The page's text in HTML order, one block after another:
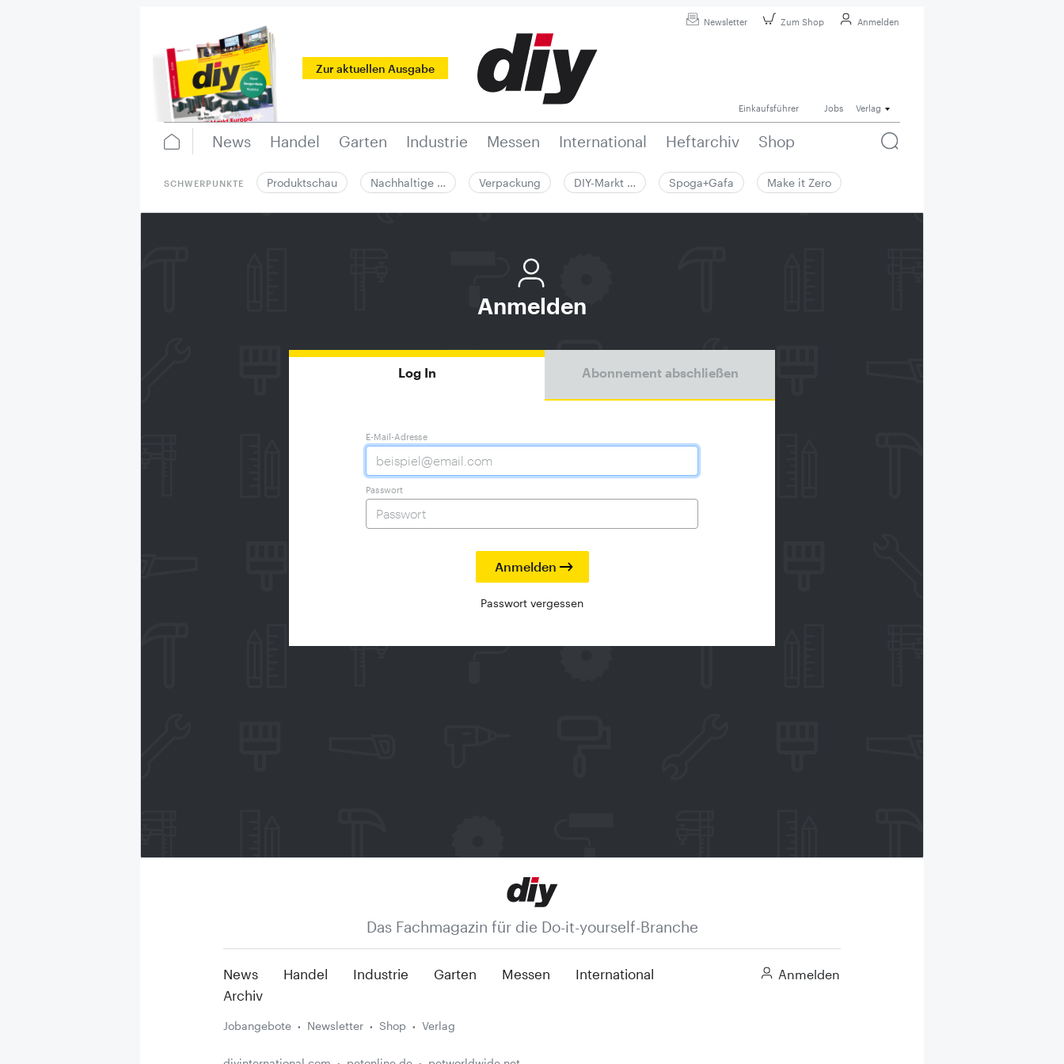
Newsletter Zum Shop Anmelden
Zur aktuellen Ausgabe
Einkaufsführer Jobs Verlag
News Handel Garten Industrie Messen International Heftarchiv Shop
SCHWERPUNKTE Produktschau Nachhaltige … Verpackung DIY-Markt … Spoga+Gafa Make it Zero
Anmelden
Log In Abonnement abschließen
E-Mail-Adresse
Passwort
Passwort vergessen
Das Fachmagazin für die Do-it-yourself-Branche
News Handel Industrie Garten Messen
International
Archiv
Anmelden
Jobangebote Newsletter Shop Verlag